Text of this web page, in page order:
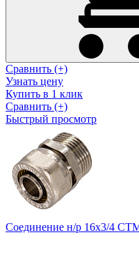
Сравнить (+)
Узнать цену
Купить в 1 клик
Сравнить (+)
Быстрый просмотр
Соединение н/р 16х3/4